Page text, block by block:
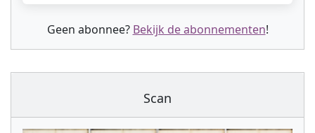
Geen abonnee? Bekijk de abonnementen!
Scan